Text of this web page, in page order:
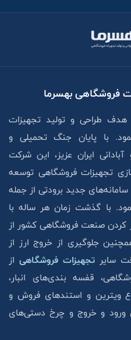
فروشگاهی بهسرما
سال ۱۳۶۴ با هدف طراحی و تولید تجهیزات
با پایان جنگ تحمیلی و
ایران عزیز، این شرکت
تجهیزات فروشگاهی توسعه
جدید برودتی از جمله
با گذشت زمان هر ساله با
صنعت فروشگاهی کشور از
جلوگیری از خروج ارز از
سایر تجهیزات فروشگاهی از
قفسه بندی‌های انبار،
ویترین و استند‌های فروش و
ورود و خروج و چرخ دستی‌های